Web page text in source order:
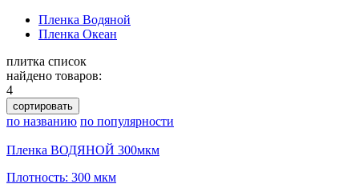
Пленка Водяной
Пленка Океан
плитка список
найдено товаров:
4
сортировать
по названию по популярности
Пленка ВОДЯНОЙ 300мкм
Плотность: 300 мкм